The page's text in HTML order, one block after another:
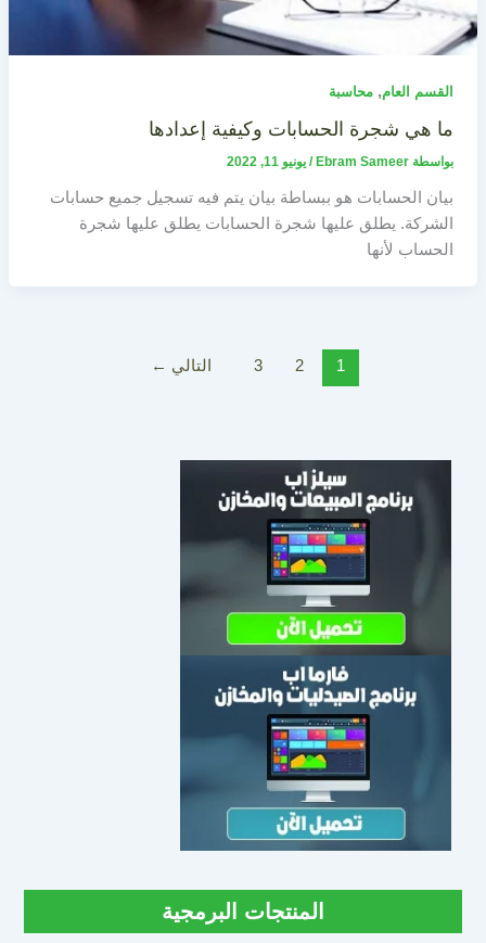
القسم العام, محاسبة
ما هي شجرة الحسابات وكيفية إعدادها
بواسطة Ebram Sameer
/ يونيو 11, 2022
بيان الحسابات هو ببساطة بيان يتم فيه تسجيل جميع حسابات
الشركة. يطلق عليها شجرة الحسابات يطلق عليها شجرة
الحساب لأنها
1
2
3 التالي ←
المنتجات البرمجية